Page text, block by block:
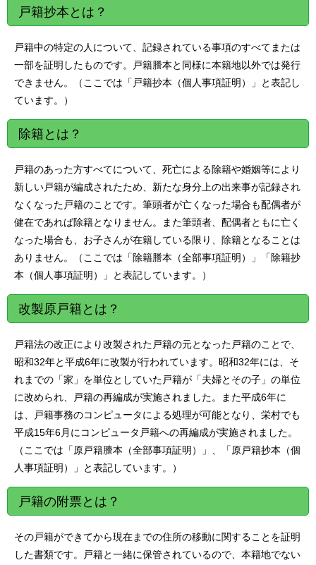
戸籍抄本とは？
戸籍中の特定の人について、記録されている事項のすべてまたは
一部を証明したものです。戸籍謄本と同様に本籍地以外では発行
できません。（ここでは「戸籍抄本（個人事項証明）」と表記し
ています。）
除籍とは？
戸籍のあった方すべてについて、死亡による除籍や婚姻等により
新しい戸籍が編成されたため、新たな身分上の出来事が記録され
なくなった戸籍のことです。筆頭者が亡くなった場合も配偶者が
健在であれば除籍となりません。また筆頭者、配偶者ともに亡く
なった場合も、お子さんが在籍している限り、除籍となることは
ありません。（ここでは「除籍謄本（全部事項証明）」「除籍抄
本（個人事項証明）」と表記しています。）
改製原戸籍とは？
戸籍法の改正により改製された戸籍の元となった戸籍のことで、
昭和32年と平成6年に改製が行われています。昭和32年には、そ
れまでの「家」を単位としていた戸籍が「夫婦とその子」の単位
に改められ、戸籍の再編成が実施されました。また平成6年に
は、戸籍事務のコンピュータによる処理が可能となり、栄村でも
平成15年6月にコンピュータ戸籍への再編成が実施されました。
（ここでは「原戸籍謄本（全部事項証明）」、「原戸籍抄本（個
人事項証明）」と表記しています。）
戸籍の附票とは？
その戸籍ができてから現在までの住所の移動に関することを証明
した書類です。戸籍と一緒に保管されているので、本籍地でない